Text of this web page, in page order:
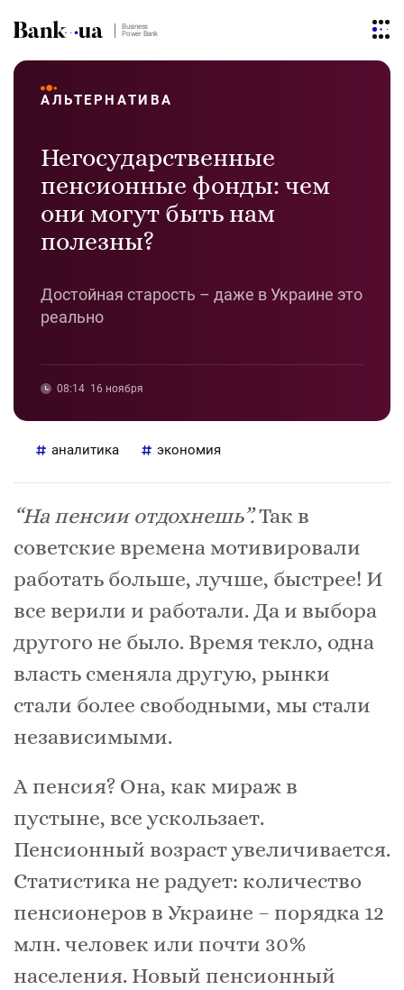
Business
Power Bank
АЛЬТЕРНАТИВА
Негосударственные
пенсионные фонды: чем
они могут быть нам
полезны?
Достойная старость – даже в Украине это
реально
08:14 16 ноября
аналитика экономия
“На пенсии отдохнешь”.Так в
советские времена мотивировали
работать больше, лучше, быстрее! И
все верили и работали. Да и выбора
другого не было. Время текло, одна
власть сменяла другую, рынки
стали более свободными, мы стали
независимыми.
А пенсия? Она, как мираж в
пустыне, все ускользает.
Пенсионный возраст увеличивается.
Статистика не радует: количество
пенсионеров в Украине – порядка 12
млн. человек или почти 30%
населения. Новый пенсионный